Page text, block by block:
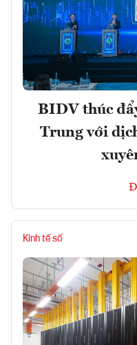
BIDV thúc
Trung với
Kinh tế số